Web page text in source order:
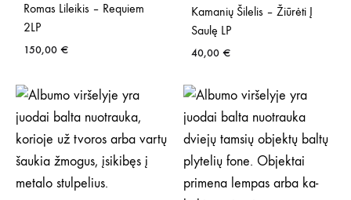
Romas Lileikis – Requiem
2LP
150,00 €
Kamanių Šilelis – Žiūrėti Į
Saulę LP
40,00 €